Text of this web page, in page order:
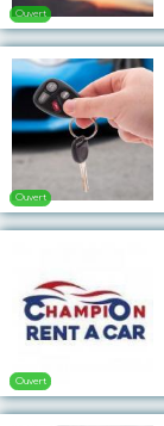
Ouvert
Ouvert